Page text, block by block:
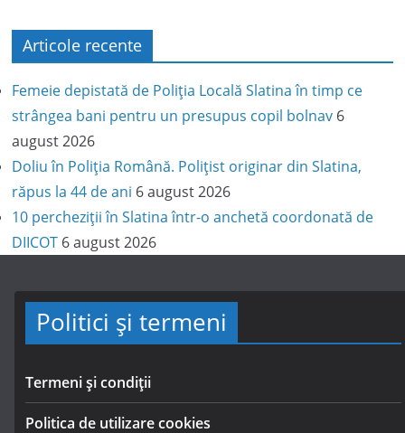
Articole recente
Femeie depistată de Poliția Locală Slatina în timp ce
strângea bani pentru un presupus copil bolnav 6
august 2026
Doliu în Poliția Română. Polițist originar din Slatina,
răpus la 44 de ani 6 august 2026
10 percheziții în Slatina într-o anchetă coordonată de
DIICOT 6 august 2026
Politici și termeni
Termeni și condiții
Politica de utilizare cookies